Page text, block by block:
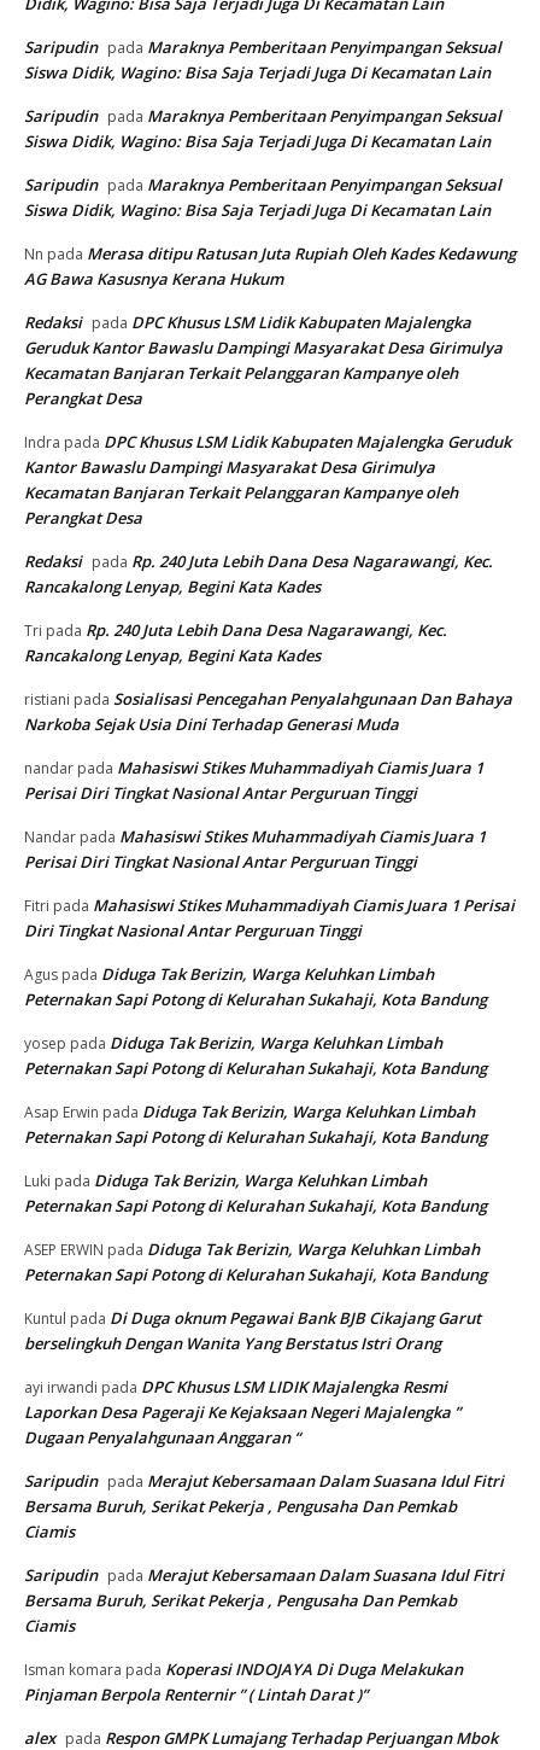
Saripudin pada Maraknya Pemberitaan Penyimpangan Seksual
Siswa Didik, Wagino: Bisa Saja Terjadi Juga Di Kecamatan Lain
Saripudin pada Maraknya Pemberitaan Penyimpangan Seksual
Siswa Didik, Wagino: Bisa Saja Terjadi Juga Di Kecamatan Lain
Saripudin pada Maraknya Pemberitaan Penyimpangan Seksual
Siswa Didik, Wagino: Bisa Saja Terjadi Juga Di Kecamatan Lain
Nn pada Merasa ditipu Ratusan Juta Rupiah Oleh Kades Kedawung
AG Bawa Kasusnya Kerana Hukum
Redaksi pada DPC Khusus LSM Lidik Kabupaten Majalengka
Geruduk Kantor Bawaslu Dampingi Masyarakat Desa Girimulya
Kecamatan Banjaran Terkait Pelanggaran Kampanye oleh
Perangkat Desa
Indra pada DPC Khusus LSM Lidik Kabupaten Majalengka Geruduk
Kantor Bawaslu Dampingi Masyarakat Desa Girimulya
Kecamatan Banjaran Terkait Pelanggaran Kampanye oleh
Perangkat Desa
Redaksi pada Rp. 240 Juta Lebih Dana Desa Nagarawangi, Kec.
Rancakalong Lenyap, Begini Kata Kades
Tri pada Rp. 240 Juta Lebih Dana Desa Nagarawangi, Kec.
Rancakalong Lenyap, Begini Kata Kades
ristiani pada Sosialisasi Pencegahan Penyalahgunaan Dan Bahaya
Narkoba Sejak Usia Dini Terhadap Generasi Muda
nandar pada Mahasiswi Stikes Muhammadiyah Ciamis Juara 1
Perisai Diri Tingkat Nasional Antar Perguruan Tinggi
Nandar pada Mahasiswi Stikes Muhammadiyah Ciamis Juara 1
Perisai Diri Tingkat Nasional Antar Perguruan Tinggi
Fitri pada Mahasiswi Stikes Muhammadiyah Ciamis Juara 1 Perisai
Diri Tingkat Nasional Antar Perguruan Tinggi
Agus pada Diduga Tak Berizin, Warga Keluhkan Limbah
Peternakan Sapi Potong di Kelurahan Sukahaji, Kota Bandung
yosep pada Diduga Tak Berizin, Warga Keluhkan Limbah
Peternakan Sapi Potong di Kelurahan Sukahaji, Kota Bandung
Asap Erwin pada Diduga Tak Berizin, Warga Keluhkan Limbah
Peternakan Sapi Potong di Kelurahan Sukahaji, Kota Bandung
Luki pada Diduga Tak Berizin, Warga Keluhkan Limbah
Peternakan Sapi Potong di Kelurahan Sukahaji, Kota Bandung
ASEP ERWIN pada Diduga Tak Berizin, Warga Keluhkan Limbah
Peternakan Sapi Potong di Kelurahan Sukahaji, Kota Bandung
Kuntul pada Di Duga oknum Pegawai Bank BJB Cikajang Garut
berselingkuh Dengan Wanita Yang Berstatus Istri Orang
ayi irwandi pada DPC Khusus LSM LIDIK Majalengka Resmi
Laporkan Desa Pageraji Ke Kejaksaan Negeri Majalengka ”
Dugaan Penyalahgunaan Anggaran “
Saripudin pada Merajut Kebersamaan Dalam Suasana Idul Fitri
Bersama Buruh, Serikat Pekerja , Pengusaha Dan Pemkab
Ciamis
Saripudin pada Merajut Kebersamaan Dalam Suasana Idul Fitri
Bersama Buruh, Serikat Pekerja , Pengusaha Dan Pemkab
Ciamis
Isman komara pada Koperasi INDOJAYA Di Duga Melakukan
Pinjaman Berpola Renternir ” ( Lintah Darat )”
alex pada Respon GMPK Lumajang Terhadap Perjuangan Mbok